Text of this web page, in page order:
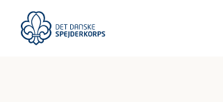
hovedindhold